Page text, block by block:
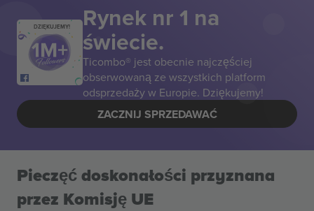
DZIĘKUJEMY! Rynek nr 1 na
świecie.
Ticombo® jest obecnie najczęściej
obserwowaną ze wszystkich platform
odsprzedaży w Europie. Dziękujemy!
ZACZNIJ SPRZEDAWAĆ
Pieczęć doskonałości przyznana
przez Komisję UE